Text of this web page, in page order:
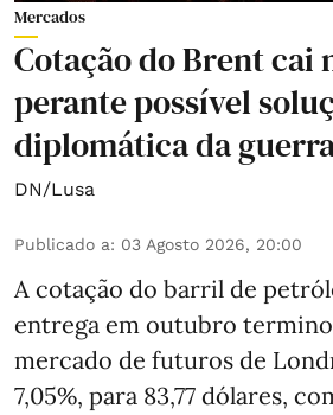
Mercados
Cotação do Brent cai
perante possível
diplomática da
DN/Lusa
Publicado a: 03 Agosto 2026, 20:00
A cotação do barril de
entrega em outubro
mercado de futuros de
7,05%, para 83,77 dólares,